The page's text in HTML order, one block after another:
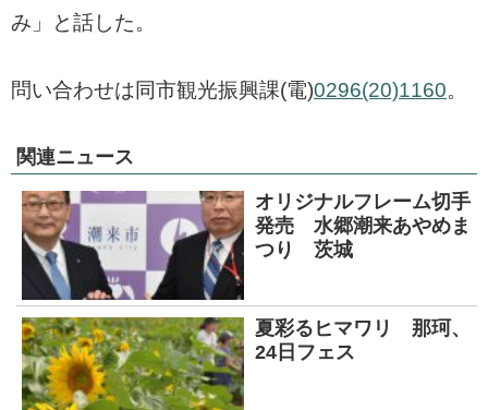
み」と話した。
問い合わせは同市観光振興課(電)0296(20)1160。
関連ニュース
オリジナルフレーム切手
発売 水郷潮来あやめま
つり 茨城
夏彩るヒマワリ 那珂、
24日フェス